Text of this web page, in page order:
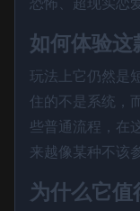
如何体验这
玩法上它仍然是
住的不是系统，
些普通流程，在
来越像某种不该
为什么它值